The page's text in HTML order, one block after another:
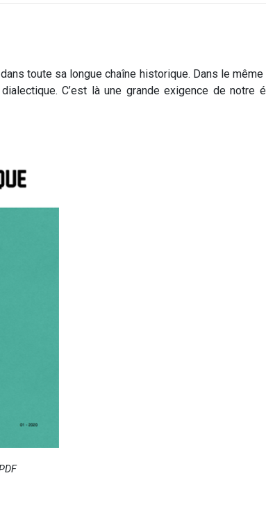
toute sa longue chaîne historique. Dans le
C’est là une grande exigence de notre